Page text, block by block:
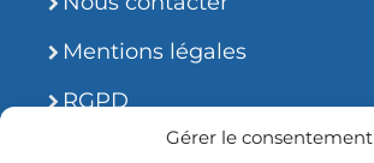
Gérer le consentement
Mentions légales
RGPD
Site accessible